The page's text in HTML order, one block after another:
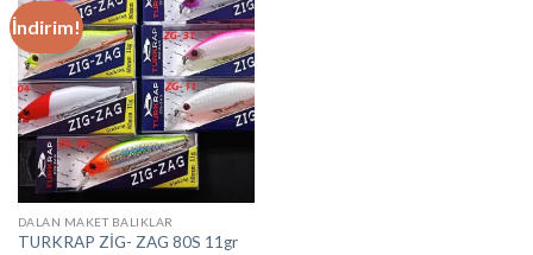
İndirim!
DALAN MAKET BALIKLAR
TURKRAP ZİG- ZAG 80S 11gr